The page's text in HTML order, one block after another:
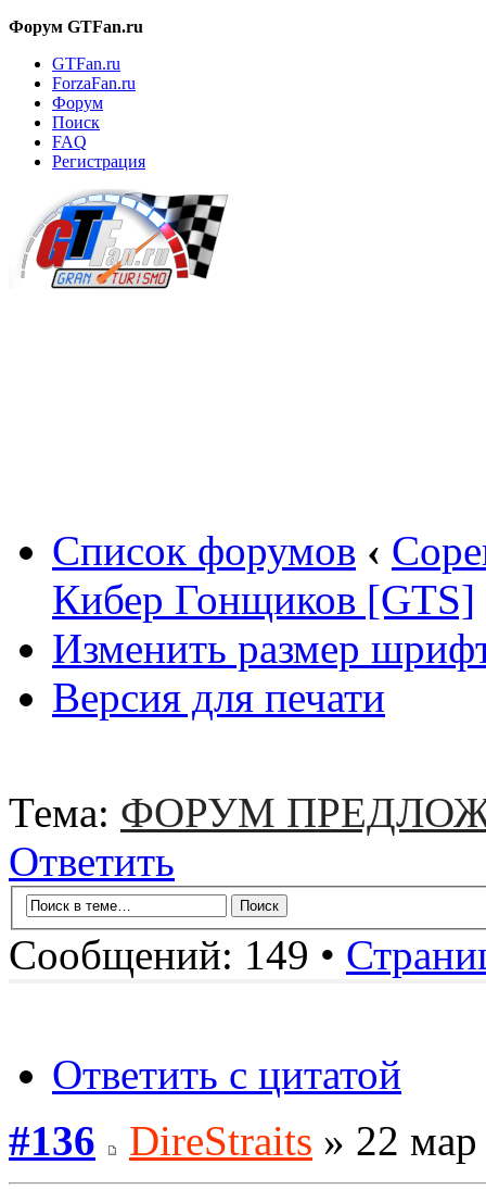
Форум GTFan.ru
GTFan.ru
ForzaFan.ru
Форум
Поиск
FAQ
Регистрация
Список форумов ‹
Кибер Гонщиков [GTS]
Изменить размер
Версия для печати
Тема: ФОРУМ
Ответить
Сообщений: 149 •
Ответить с цитатой
#136
DireStraits » 22